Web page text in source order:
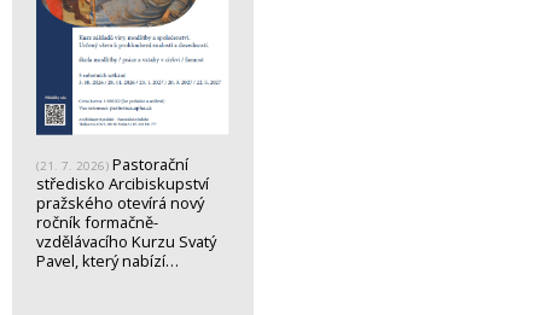
(21. 7. 2026) Pastorační
středisko Arcibiskupství
pražského otevírá nový
ročník formačně-
vzdělávacího Kurzu Svatý
Pavel, který nabízí…